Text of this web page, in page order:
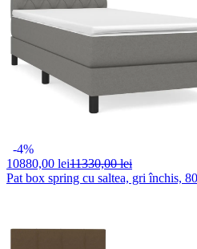
-4%
10880,00 lei11330,00 lei
Pat box spring cu saltea, gri închis,